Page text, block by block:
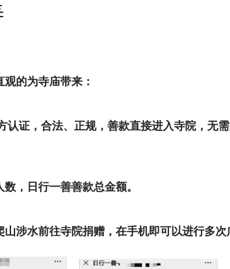
的为寺庙带来：
认证，合法、正规，善款直接进入寺院，无
，日行一善善款总金额。
涉水前往寺院捐赠，在手机即可以进行多次